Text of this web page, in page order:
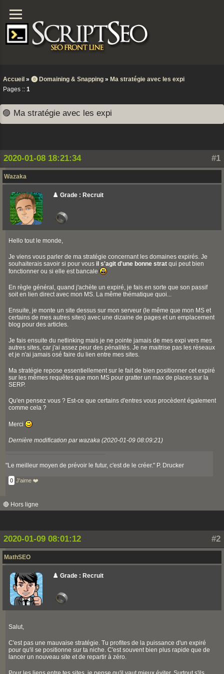
Accueil » ⓿ Domaining & Snapping » Ma stratégie avec les expi
Pages :: 1
🟣 Ma stratégie avec les expi
#1
2020-01-08 18:21:34
Wazaka
♟️ Grade : Recruit
Hello tout le monde,
Je viens vous parler de ma stratégie concernant les domaines expirés. Je
souhaiterais savoir si pour vous il s'agit d'une bonne strat qui peut bien
fonctionner ou si elle est bancale
En règle général, quand j'achète un expiré, je fais en sorte que son passif
soit en lien direct avec mon MS. La même thématique quoi...
Ensuite, je monte un site dessus sur mon serveur (le même que mon MS et
certains de mes autres sites) avec une dizaine de pages et un emplacement
blog pour des articles.
Je fais ensuite du netlinking mais je ne pointe jamais de mes expi vers mes
autres sites, car j'ai assez peur des pénalités. Je ne maitrise pas les réseaux
et je n'ai jamais osé faire du lien entre mes sites.
Ma stratégie repose essentiellement sur le fait de bien positionner cet expiré
sur les mêmes requêtes que mon MS pour gratter un max de places sur la
SERP.
Qu'en pensez vous ? Est-ce que certains d'entres vous procèdent également
comme cela ?
Merci
Dernière modification par wazaka (2020-01-09 08:09:21)
"Le meilleur moyen de prévoir le futur, c'est de le créer." P. Drucker
0 J'aime ❤️
🔴 Hors ligne
#2
2020-01-09 08:01:12
MathSEO
♟️ Grade : Recruit
Salut,
C'est pas une mauvaise stratégie. Tu profites de la puissance d'un expiré
pour qu'il se positionne sur ta niche. C'est souvent bien plus rapide que de
lancer un nouveau site et de repartir à zéro.